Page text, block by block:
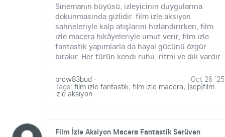
Sinemanın büyüsü, izleyicinin duygularına
dokunmasında gizlidir. film izle aksiyon
sahneleriyle kalp atışlarını hızlandırırken, film
izle macera hikâyeleriyle umut verir, film izle
fantastik yapımlarla da hayal gücünü özgür
bırakır. Her türün kendi ruhu, ritmi ve dili vardır.
brow83bud Oct 26 '25
·
Tags: film izle fantastik, film izle macera, |sep|film
izle aksiyon
Film İzle Aksiyon Macera Fantastik Serüven